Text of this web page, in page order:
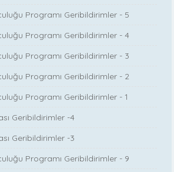
Programı Geribildirimler - 5
Programı Geribildirimler - 4
Programı Geribildirimler - 3
Programı Geribildirimler - 2
Programı Geribildirimler - 1
Geribildirimler -4
Geribildirimler -3
Programı Geribildirimler - 9